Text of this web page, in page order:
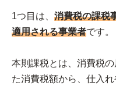
1つ目は、 消費税の課税
適用される事業者です。
本則課税とは、消費税
た消費税額から、仕入